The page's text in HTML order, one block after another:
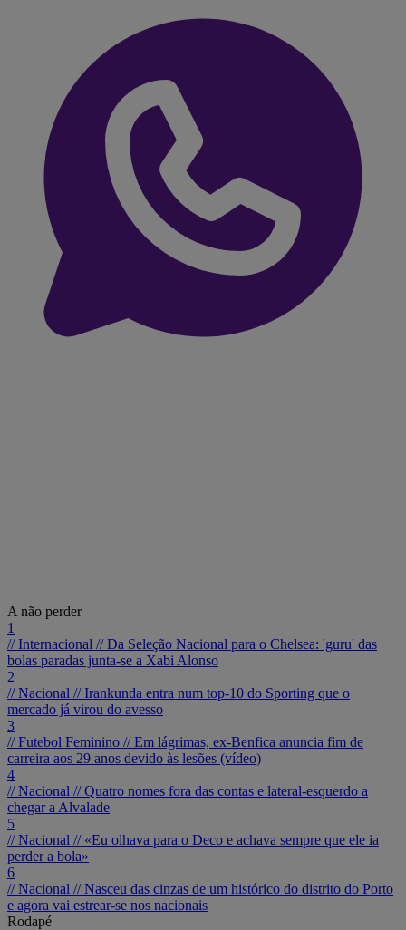
A não perder
1
// Internacional //Da Seleção Nacional para o Chelsea: 'guru' das
bolas paradas junta-se a Xabi Alonso
2
// Nacional //Irankunda entra num top-10 do Sporting que o
mercado já virou do avesso
3
// Futebol Feminino //Em lágrimas, ex-Benfica anuncia fim de
carreira aos 29 anos devido às lesões (vídeo)
4
// Nacional //Quatro nomes fora das contas e lateral-esquerdo a
chegar a Alvalade
5
// Nacional // «Eu olhava para o Deco e achava sempre que ele ia
perder a bola»
6
// Nacional //Nasceu das cinzas de um histórico do distrito do Porto
e agora vai estrear-se nos nacionais
Rodapé